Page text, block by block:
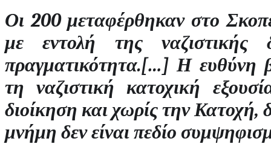
Οι 200 μεταφέρθηκαν στο
με εντολή της ναζιστικής
πραγματικότητα.[…] Η ευθύνη
τη ναζιστική κατοχική
διοίκηση και χωρίς την
μνήμη δεν είναι πεδίο